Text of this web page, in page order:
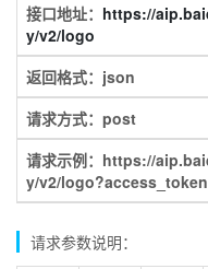
接口地址： https://
y/v2/logo
返回格式：json
请求方式：post
请求示例：https://
y/v2/
请求参数说明：